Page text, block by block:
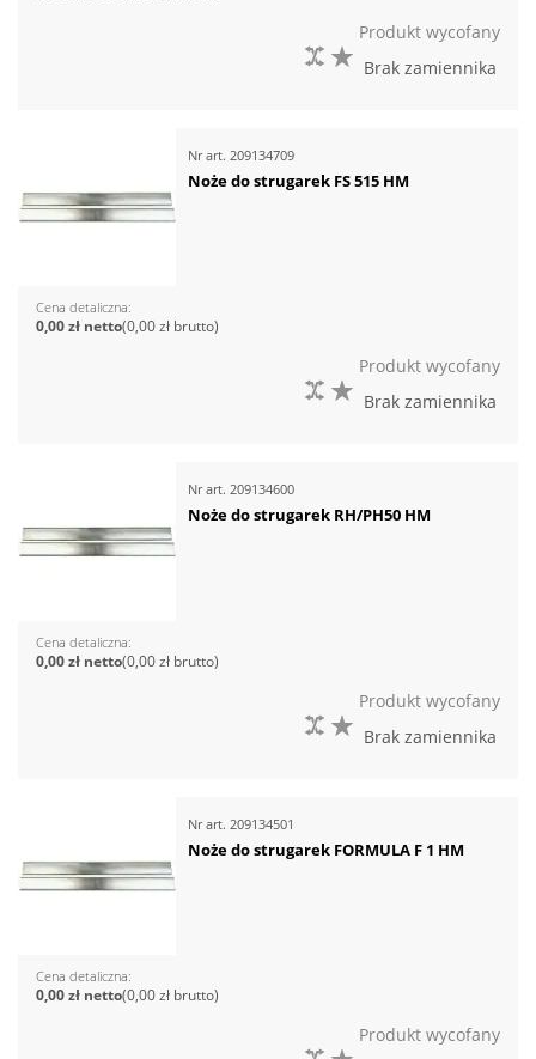
DO PORÓWNANIA
Produkt wycofany
Brak zamiennika
Nr art. 209134709
Noże do strugarek FS 515 HM
Cena detaliczna
0,00 zł
0,00 zł
DO PORÓWNANIA
Produkt wycofany
Brak zamiennika
Nr art. 209134600
Noże do strugarek RH/PH50 HM
Cena detaliczna
0,00 zł
0,00 zł
DO PORÓWNANIA
Produkt wycofany
Brak zamiennika
Nr art. 209134501
Noże do strugarek FORMULA F 1 HM
Cena detaliczna
0,00 zł
0,00 zł
Produkt wycofany